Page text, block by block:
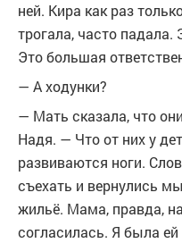
ней. Кира как раз
трогала, часто
Это большая
— А ходунки?
— Мать сказала, что
Надя. — Что от них у
развиваются ноги.
съехать и вернулись
жильё. Мама, правда,
согласилась. Я была